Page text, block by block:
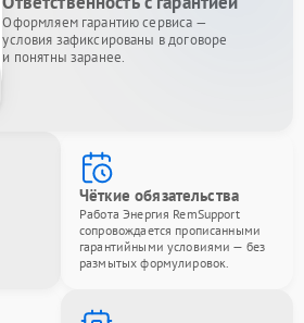
Оформляем гарантию сервиса —
условия зафиксированы в договоре
и понятны заранее.
Чёткие обязательства
Работа Энергия RemSupport
сопровождается прописанными
гарантийными условиями — без
размытых формулировок.